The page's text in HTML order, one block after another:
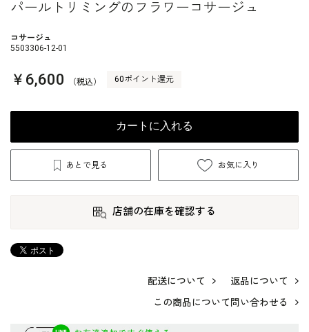
パールトリミングのフラワーコサージュ
コサージュ
5503306-12-01
￥6,600 （税込） 60ポイント還元
カートに入れる
あとで見る お気に入り
店舗の在庫を確認する
配送について
返品について
この商品について問い合わせる